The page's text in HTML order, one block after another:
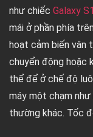
như chiếc Galaxy
mái ở phần phía
hoạt cảm biến vân
chuyển động hoặc
thể để ở chế độ
máy một chạm
thường khác. Tốc